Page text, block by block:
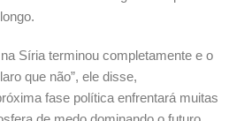
Síria terminou completamente e o
que não”, ele disse,
fase política enfrentará muitas